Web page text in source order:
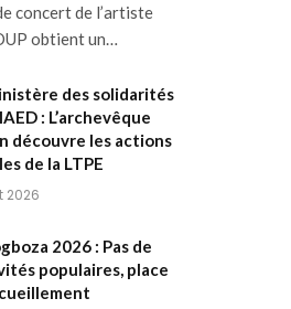
concert de l’artiste
obtient un…
des solidarités
: L’archevêque
découvre les actions
de la LTPE
2026
2026 : Pas de
populaires, place